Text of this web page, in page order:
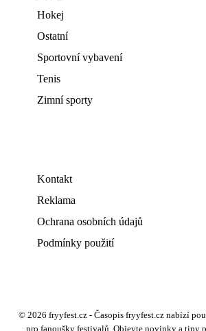
Hokej
Ostatní
Sportovní vybavení
Tenis
Zimní sporty
Kontakt
Reklama
Ochrana osobních údajů
Podmínky použití
© 2026 fryyfest.cz - Časopis fryyfest.cz nabízí
pro fanoušky festivalů. Objevte novinky a tipy